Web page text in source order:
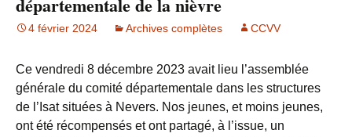
4 février 2024 Archives complètes CCVV
Ce vendredi 8 décembre 2023 avait lieu l’assemblée
générale du comité départementale dans les structures
de l’Isat situées à Nevers. Nos jeunes, et moins jeunes,
ont été récompensés et ont partagé, à l’issue, un